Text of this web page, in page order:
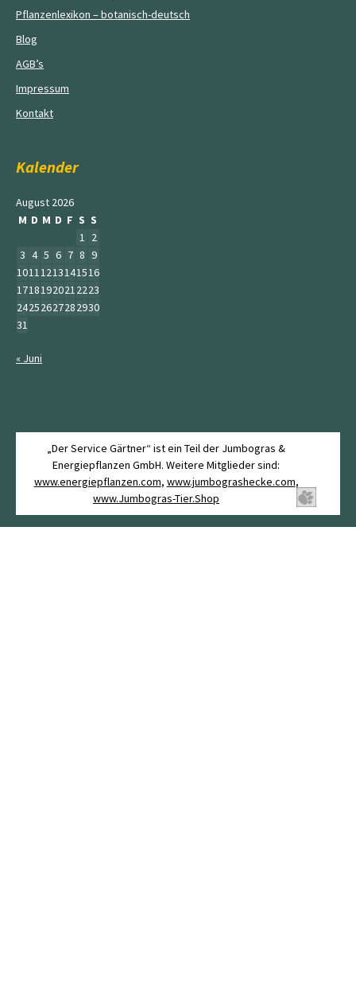
Pflanzenlexikon – botanisch-deutsch
Blog
AGB’s
Impressum
Kontakt
Kalender
August 2026
M D M D F S S
1 2
3 4 5 6 7 8 9
10111213141516
17181920212223
24252627282930
31
« Juni
„Der Service Gärtner“ ist ein Teil der Jumbogras &
Energiepflanzen GmbH. Weitere Mitglieder sind:
www.energiepflanzen.com, www.jumbograshecke.com,
www.Jumbogras-Tier.Shop